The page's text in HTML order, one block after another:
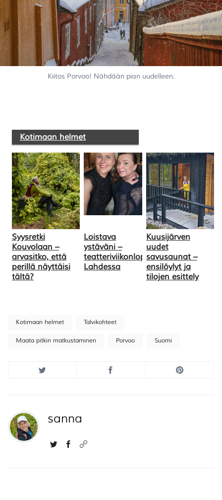
Kiitos Porvoo! Nähdään pian uudelleen.
Kotimaan helmet
Syysretki
Kouvolaan –
arvasitko, että
perillä näyttäisi
tältä?
Loistava
ystäväni –
teatteriviikonloppu
Lahdessa
Kuusijärven
uudet
savusaunat –
ensilöylyt ja
tilojen esittely
Kotimaan helmet Talvikohteet
Maata pitkin matkustaminen Porvoo Suomi
sanna